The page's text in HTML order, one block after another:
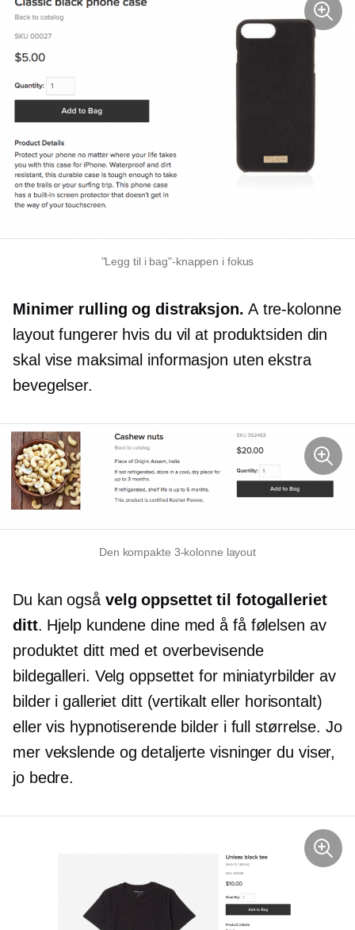
"Legg til i bag"-knappen i fokus
Minimer rulling og distraksjon. A tre-kolonne
layout fungerer hvis du vil at produktsiden din
skal vise maksimal informasjon uten ekstra
bevegelser.
Den kompakte 3-kolonne layout
Du kan også velg oppsettet til fotogalleriet
ditt. Hjelp kundene dine med å få følelsen av
produktet ditt med et overbevisende
bildegalleri. Velg oppsettet for miniatyrbilder av
bilder i galleriet ditt (vertikalt eller horisontalt)
eller vis hypnotiserende bilder i full størrelse. Jo
mer vekslende og detaljerte visninger du viser,
jo bedre.